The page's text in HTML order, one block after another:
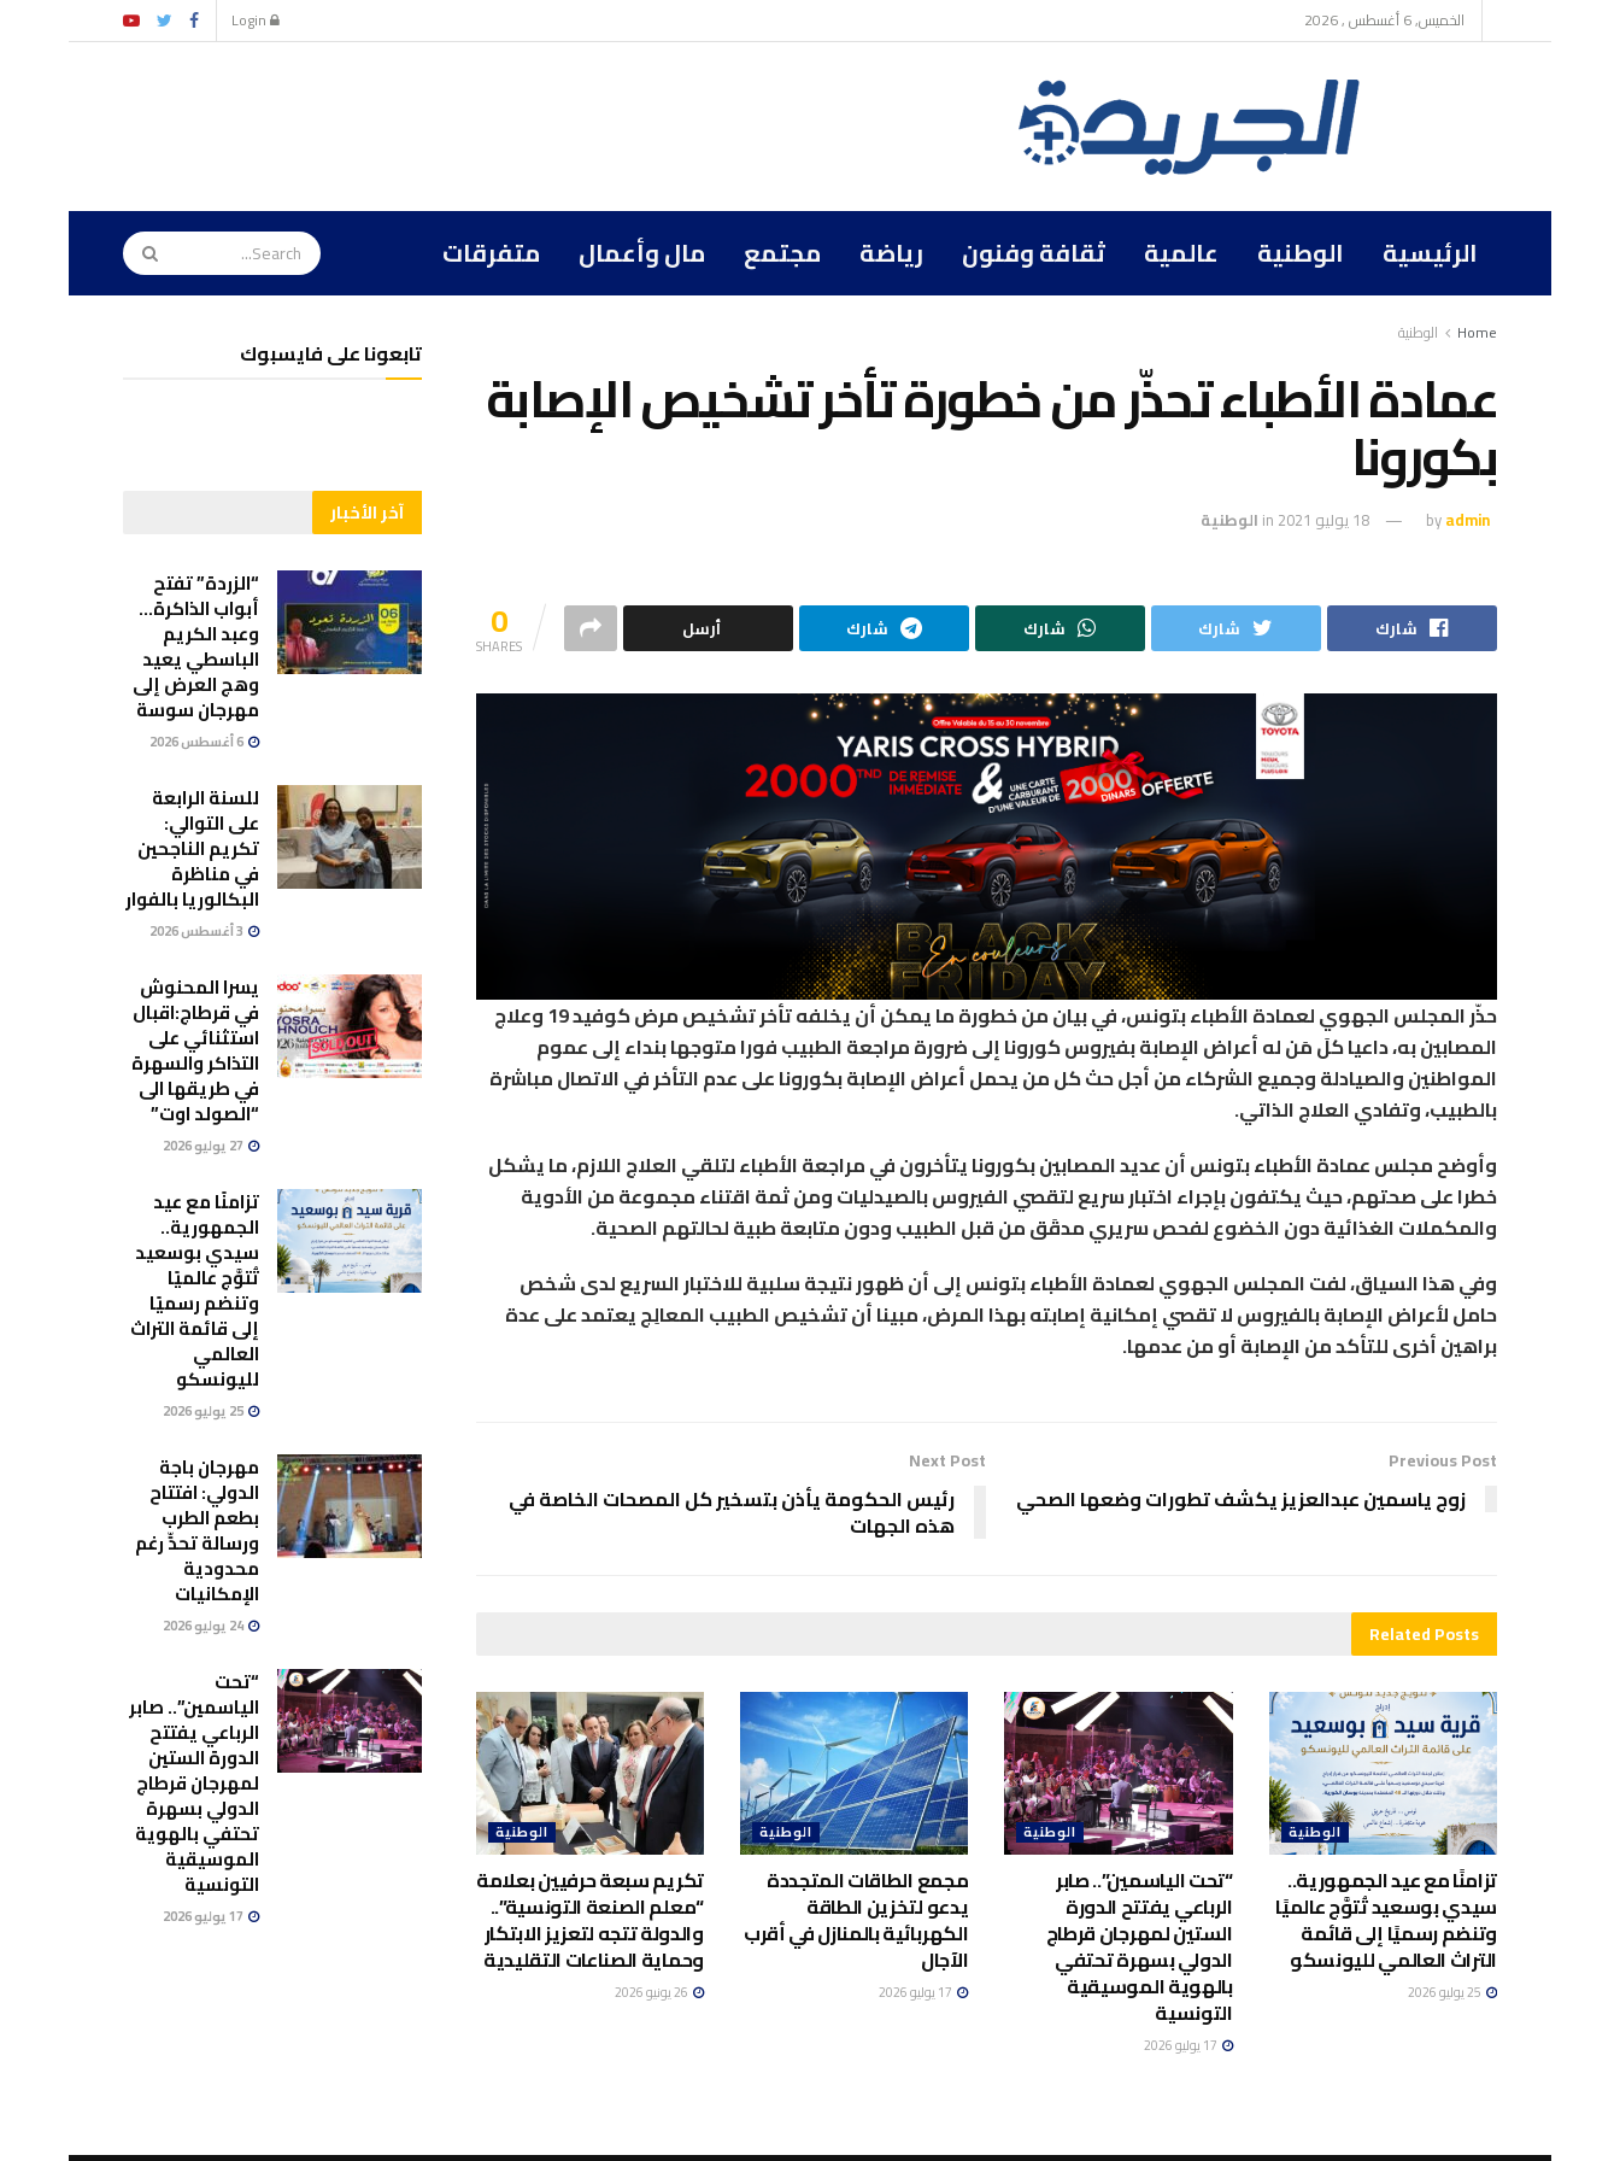
الخميس, 6 أغسطس , 2026
الرئيسية الوطنية عالمية ثقافة وفنون رياضة مجتمع مال وأعمال متفرقات
Home الوطنية
عمادة الأطباء تحذّر من خطورة تأخر تشخيص الإصابة
بكورونا
byadmin 18 يوليو 2021 in الوطنية
0
SHARES
شارك شارك شارك شارك أرسل
حذّر المجلس الجهوي لعمادة الأطباء بتونس، في بيان من خطورة ما يمكن أن يخلفه تأخر تشخيص مرض كوفيد 19 وعلاج
المصابين به، داعيا كلَ مَن له أعراض الإصابة بفيروس كورونا إلى ضرورة مراجعة الطبيب فورا متوجها بنداء إلى عموم
المواطنين والصيادلة وجميع الشركاء من أجل حث كل من يحمل أعراض الإصابة بكورونا على عدم التأخر في الاتصال مباشرة
بالطبيب، وتفادي العلاج الذاتي.
وأوضح مجلس عمادة الأطباء بتونس أن عديد المصابين بكورونا يتأخرون في مراجعة الأطباء لتلقي العلاج اللازم، ما يشكل
خطرا على صحتهم، حيث يكتفون بإجراء اختبار سريع لتقصي الفيروس بالصيدليات ومن ثمة اقتناء مجموعة من الأدوية
والمكملات الغذائية دون الخضوع لفحص سريري مدقَق من قبل الطبيب ودون متابعة طبية لحالتهم الصحية.
وفي هذا السياق، لفت المجلس الجهوي لعمادة الأطباء بتونس إلى أن ظهور نتيجة سلبية للاختبار السريع لدى شخص
حامل لأعراض الإصابة بالفيروس لا تقصي إمكانية إصابته بهذا المرض، مبينا أن تشخيص الطبيب المعالِج يعتمد على عدة
براهين أخرى للتأكد من الإصابة أو من عدمها.
Previous Post
زوج ياسمين عبدالعزيز يكشف تطورات وضعها الصحي
Next Post
رئيس الحكومة يأذن بتسخير كل المصحات الخاصة في
هذه الجهات
RelatedPosts
الوطنية
تزامنًا مع عيد الجمهورية..
سيدي بوسعيد تُتوَّج عالميًا
وتنضم رسميًا إلى قائمة
التراث العالمي لليونسكو
الوطنية
“تحت الياسمين”.. صابر
الرباعي يفتتح الدورة
الستين لمهرجان قرطاج
الدولي بسهرة تحتفي
بالهوية الموسيقية
التونسية
الوطنية
مجمع الطاقات المتجددة
يدعو لتخزين الطاقة
الكهربائية بالمنازل في أقرب
الآجال
الوطنية
تكريم سبعة حرفيين بعلامة
“معلم الصنعة التونسية”..
والدولة تتجه لتعزيز الابتكار
وحماية الصناعات التقليدية
تابعونا على فايسبوك
آخر الأخبار
“الزردة” تفتح
أبواب الذاكرة…
وعبد الكريم
الباسطي يعيد
وهج العرض إلى
مهرجان سوسة
6 أغسطس 2026
للسنة الرابعة
على التوالي:
تكريم الناجحين
في مناظرة
البكالوريا بالفوار
يسرا المحنوش
في قرطاج:اقبال
استثنائي على
التذاكر والسهرة
في طريقها الى
“الصولد اوت”
تزامنًا مع عيد
الجمهورية..
سيدي بوسعيد
تُتوَّج عالميًا
وتنضم رسميًا
إلى قائمة التراث
العالمي
لليونسكو
25 يوليو 2026
مهرجان باجة
الدولي: افتتاح
بطعم الطرب
ورسالة تحدٍّ رغم
محدودية
الإمكانيات
24 يوليو 2026
“تحت
الياسمين”.. صابر
الرباعي يفتتح
الدورة الستين
لمهرجان قرطاج
الدولي بسهرة
تحتفي بالهوية
الموسيقية
التونسية